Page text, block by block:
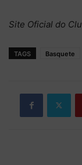
Site Oficial do
TAGS Basquete